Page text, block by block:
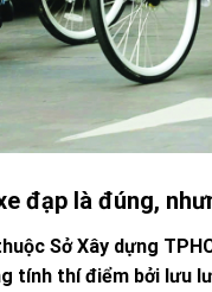
đạp là đúng,
Sở Xây dựng
tính thí điểm bởi lưu